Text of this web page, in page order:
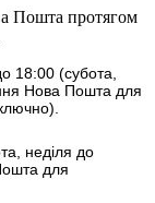
Пошта протягом
18:00 (субота,
Нова Пошта для
неділя до
для